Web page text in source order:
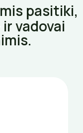
pasitiki,
vadovai